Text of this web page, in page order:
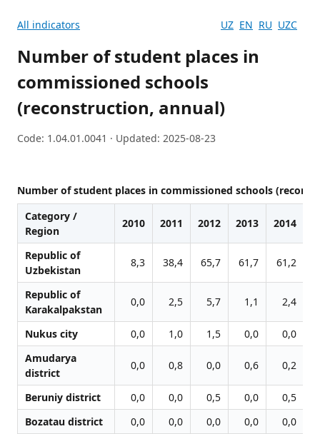
All indicators UZ EN RU UZC
Number of student places in
commissioned schools
(reconstruction, annual)
Code: 1.04.01.0041 · Updated: 2025-08-23
Number of student places in commissioned schools
Category /
Region
2010 2011 2012 2013 2014
Republic of
Uzbekistan
8,3 38,4 65,7 61,7 61,2
Republic of
Karakalpakstan
0,0 2,5 5,7 1,1 2,4
Nukus city 0,0 1,0 1,5 0,0
0,0
Amudarya
district
0,0 0,8 0,0 0,6 0,2
Beruniy district 0,0 0,0 0,5 0,0
0,5
Bozatau district
0,0 0,0 0,0 0,0
0,0